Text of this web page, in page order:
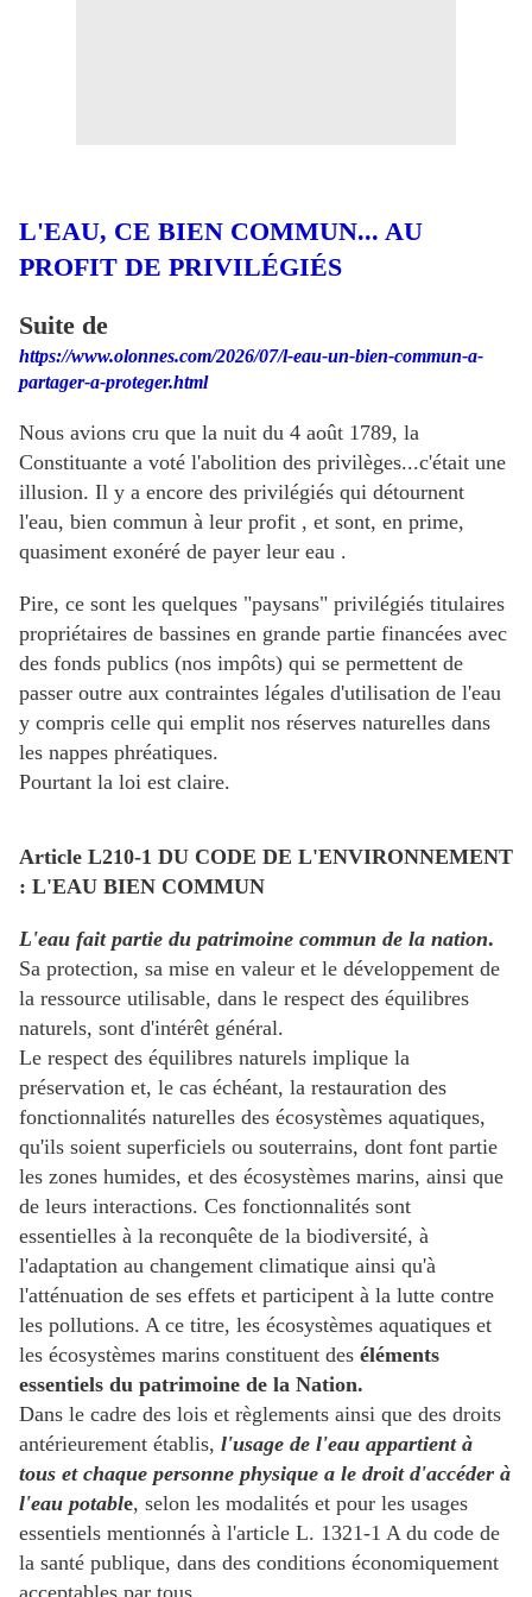
L'EAU, CE BIEN COMMUN... AU
PROFIT DE PRIVILÉGIÉS
Suite de
https://www.olonnes.com/2026/07/l-eau-un-bien-commun-a-
partager-a-proteger.html
Nous avions cru que la nuit du 4 août 1789, la
Constituante a voté l'abolition des privilèges...c'était une
illusion. Il y a encore des privilégiés qui détournent
l'eau, bien commun à leur profit , et sont, en prime,
quasiment exonéré de payer leur eau .
Pire, ce sont les quelques "paysans" privilégiés titulaires
propriétaires de bassines en grande partie financées avec
des fonds publics (nos impôts) qui se permettent de
passer outre aux contraintes légales d'utilisation de l'eau
y compris celle qui emplit nos réserves naturelles dans
les nappes phréatiques.
Pourtant la loi est claire.
Article L210-1 DU CODE DE L'ENVIRONNEMENT
: L'EAU BIEN COMMUN
L'eau fait partie du patrimoine commun de la nation.
Sa protection, sa mise en valeur et le développement de
la ressource utilisable, dans le respect des équilibres
naturels, sont d'intérêt général.
Le respect des équilibres naturels implique la
préservation et, le cas échéant, la restauration des
fonctionnalités naturelles des écosystèmes aquatiques,
qu'ils soient superficiels ou souterrains, dont font partie
les zones humides, et des écosystèmes marins, ainsi que
de leurs interactions. Ces fonctionnalités sont
essentielles à la reconquête de la biodiversité, à
l'adaptation au changement climatique ainsi qu'à
l'atténuation de ses effets et participent à la lutte contre
les pollutions. A ce titre, les écosystèmes aquatiques et
les écosystèmes marins constituent des éléments
essentiels du patrimoine de la Nation.
Dans le cadre des lois et règlements ainsi que des droits
antérieurement établis, l'usage de l'eau appartient à
tous et chaque personne physique a le droit d'accéder à
l'eau potable, selon les modalités et pour les usages
essentiels mentionnés à l'article L. 1321-1 A du code de
la santé publique, dans des conditions économiquement